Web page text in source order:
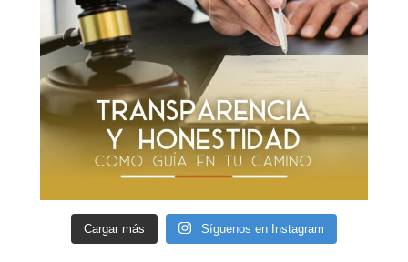
Cargar más Síguenos en Instagram